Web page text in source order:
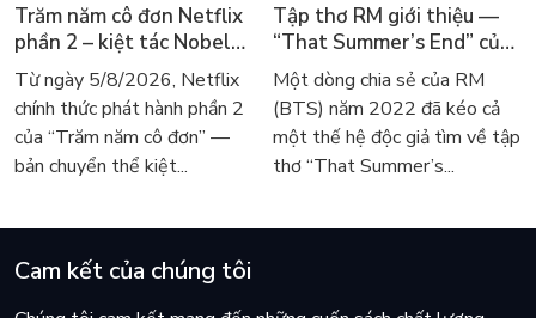
Trăm năm cô đơn Netflix
phần 2 – kiệt tác Nobel
trở lại màn ảnh, dòng
người tìm đọc lại García
Márquez
Từ ngày 5/8/2026, Netflix
chính thức phát hành phần 2
của “Trăm năm cô đơn” —
bản chuyển thể kiệt...
Tập thơ RM giới thiệu —
“That Summer’s End” của
Lee Seong-bok ra mắt bản
tiếng Anh sau 4 năm gây
sốt
Một dòng chia sẻ của RM
(BTS) năm 2022 đã kéo cả
một thế hệ độc giả tìm về tập
thơ “That Summer’s...
Cam kết của chúng tôi